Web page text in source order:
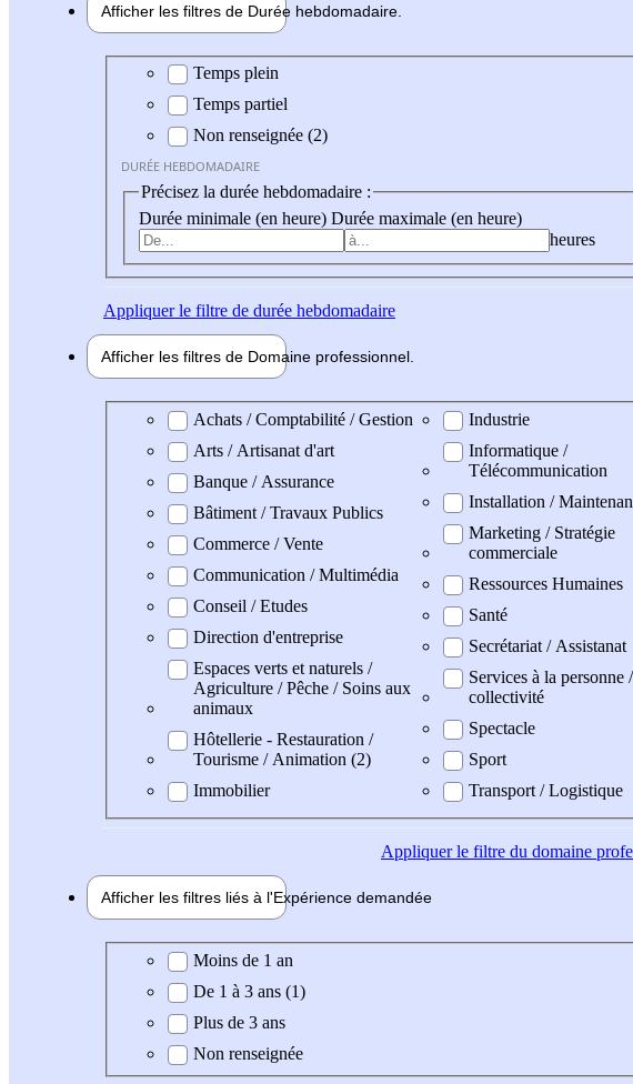
Afficher les filtres de Durée hebdomadaire
Durée hebdomadaire
Temps plein
Temps partiel
Non renseignée (2)
DURÉE HEBDOMADAIRE
Précisez la durée hebdomadaire :
Durée minimale (en heure) Durée maximale (en heure)
heures
Appliquerle filtre de durée hebdomadaire
Afficher les filtres de Domaine professionnel
Domaine professionel
Achats / Comptabilité / Gestion
Arts / Artisanat d'art
Banque / Assurance
Bâtiment / Travaux Publics
Commerce / Vente
Communication / Multimédia
Conseil / Etudes
Direction d'entreprise
Espaces verts et naturels /
Agriculture / Pêche / Soins aux
animaux
Hôtellerie - Restauration /
Tourisme / Animation (2)
Immobilier
Industrie
Informatique /
Télécommunication
Installation /
Marketing / Stratégie
commerciale
Ressources Humaines
Santé
Secrétariat / Assistanat
Services à la personne
collectivité
Spectacle
Sport
Transport / Logistique
Appliquerle filtre du domaine
Afficher les filtres liés à l'Expérience demandée
Expérience demandée
Moins de 1 an
De 1 à 3 ans (1)
Plus de 3 ans
Non renseignée